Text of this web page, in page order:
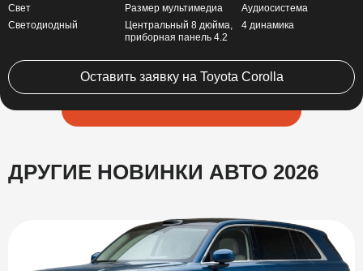
Свет
Светодиодный
Размер мультимедиа
Центральный 8 дюйма,
приборная панель 4.2
Аудиосистема
4 динамика
Оставить заявку на Toyota Corolla
ДРУГИЕ НОВИНКИ АВТО 2026